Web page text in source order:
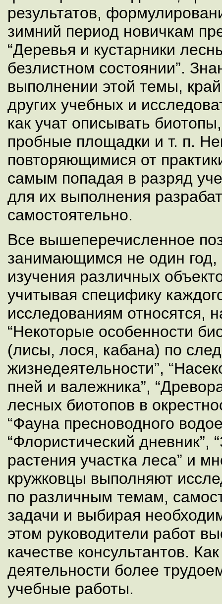
результатов,
зимний период новичкам
“Деревья и кустарники
безлистном состоянии”.
выполнении этой темы,
других учебных и
как учат описывать
пробные площадки и т. п.
повторяющимися от
самым попадая в разряд
для их выполнения
самостоятельно.
Все вышеперечисленное
занимающимся не один год,
изучения различных
учитывая специфику
исследованиям относятся,
“Некоторые особенности
(лисы, лося, кабана) по
жизнедеятельности”,
пней и валежника”,
лесных биотопов в
“Фауна пресноводного
“Флористический дневник”,
растения участка леса” и
кружковцы выполняют
по различным темам,
задачи и выбирая
этом руководители работ
качестве консультантов.
деятельности более
учебные работы.